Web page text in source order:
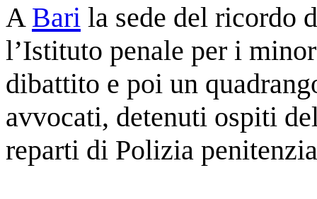
A Bari la sede del ricordo
l’Istituto penale per i
dibattito e poi un
avvocati, detenuti ospiti
reparti di Polizia